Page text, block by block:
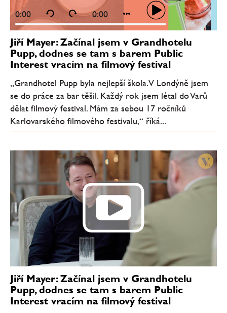
0:00 0:00
Jiří Mayer: Začínal jsem v Grandhotelu
Pupp, dodnes se tam s barem Public
Interest vracím na filmový festival
„Grandhotel Pupp byla nejlepší škola. V Londýně jsem
se do práce za bar těšil. Každý rok jsem létal do Varů
dělat filmový festival. Mám za sebou 17 ročníků
Karlovarského filmového festivalu,“ říká...
Jiří Mayer: Začínal jsem v Grandhotelu
Pupp, dodnes se tam s barem Public
Interest vracím na filmový festival